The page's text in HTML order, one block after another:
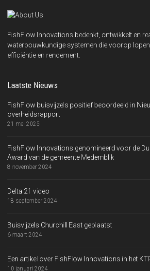
FishFlow Innovations bedenkt, ontwikkelt en
waterbouwkundige systemen die voorop lopen
efficiëntie en rendement.
Laatste Nieuws
FishFlow buisvijzels positief beoordeeld in
overheidsrapport
21 mei 2025
FishFlow Innovations genomineerd voor de
Award van de gemeente Medemblik
8 november 2024
Delta 21 video
18 september 2024
Buisvijzels Churchill East geplaatst
6 maart 2024
Een artikel over FishFlow Innovations in het
10 januari 2024